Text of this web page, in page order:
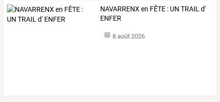
NAVARRENX en FÊTE : UN TRAIL d'
ENFER
8 août 2026